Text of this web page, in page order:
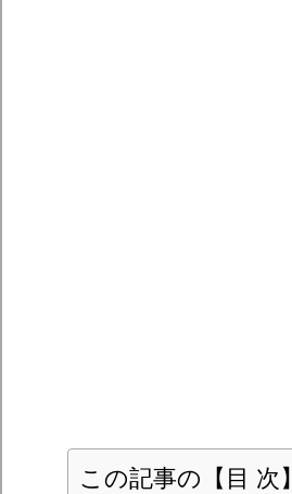
この記事の【目 次】